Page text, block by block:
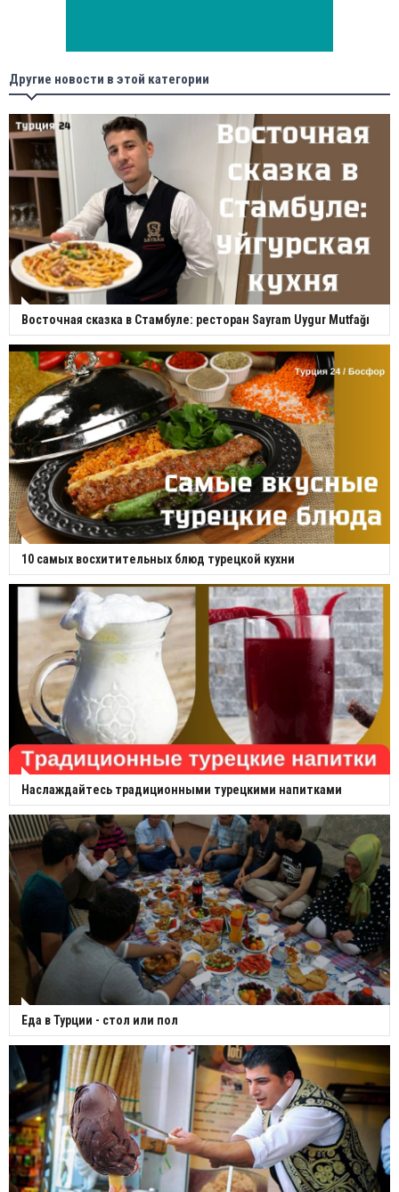
Другие новости в этой категории
Восточная сказка в Стамбуле: ресторан Sayram Uygur Mutfağı
10 самых восхитительных блюд турецкой кухни
Наслаждайтесь традиционными турецкими напитками
Еда в Турции - стол или пол